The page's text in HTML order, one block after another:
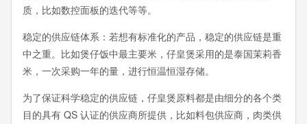
质，比如数控面板的迭代等等。
稳定的供应链体系：若想有标准化的产品，稳定的供应链是重
中之重。比如煲仔饭中最主要米，仔皇煲采用的是泰国茉莉香
米，一次采购一年的量，进行恒温恒湿存储。
为了保证科学稳定的供应链，仔皇煲原料都是由细分的各个类
目的具有 QS 认证的供应商所提供，比如料包供应商，肉类供